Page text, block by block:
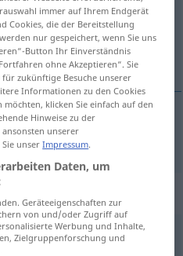
anklicken/antippen)
,aufschrecken
immer auf Ihrem Endgerät
Cookies, die der Bereitstellung
nur gespeichert, wenn Sie uns
Button Ihr Einverständnis
ohne Akzeptieren“. Sie
zukünftige Besuche unserer
Informationen zu den Cookies
klicken Sie einfach auf den
Hinweise zu der
unserer
Sie unserImpressum.
Daten, um
Geräteeigenschaften zur
von und/oder Zugriff auf
Werbung und Inhalte,
Zielgruppenforschung und